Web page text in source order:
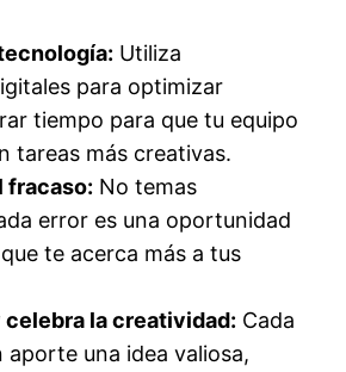
Utiliza
para optimizar
tiempo para que tu equipo
tareas más creativas.
fracaso: No temas
error es una oportunidad
te acerca más a tus
celebra la creatividad: Cada
aporte una idea valiosa,